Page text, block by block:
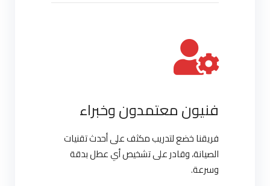
فنيون معتمدون وخبراء
فريقنا خضع لتدريب مكثف على أحدث تقنيات
الصيانة، وقادر على تشخيص أي عطل بدقة
وسرعة.